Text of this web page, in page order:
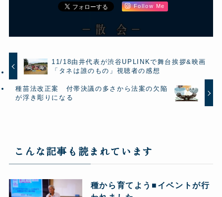
Follow Me
11/18由井代表が渋谷UPLINKで舞台挨拶&映画
「タネは誰のもの」視聴者の感想
種苗法改正案 付帯決議の多さから法案の欠陥
が浮き彫りになる
こんな記事も読まれています
種から育てよう■イベントが行